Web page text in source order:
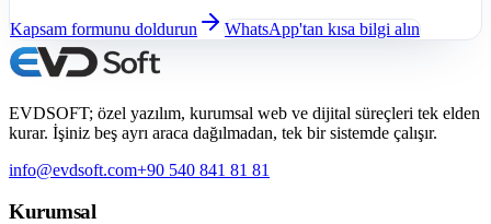
Kapsam formunu doldurun WhatsApp'tan kısa bilgi alın
EVDSOFT; özel yazılım, kurumsal web ve dijital süreçleri tek elden
kurar. İşiniz beş ayrı araca dağılmadan, tek bir sistemde çalışır.
info@evdsoft.com+90 540 841 81 81
Kurumsal